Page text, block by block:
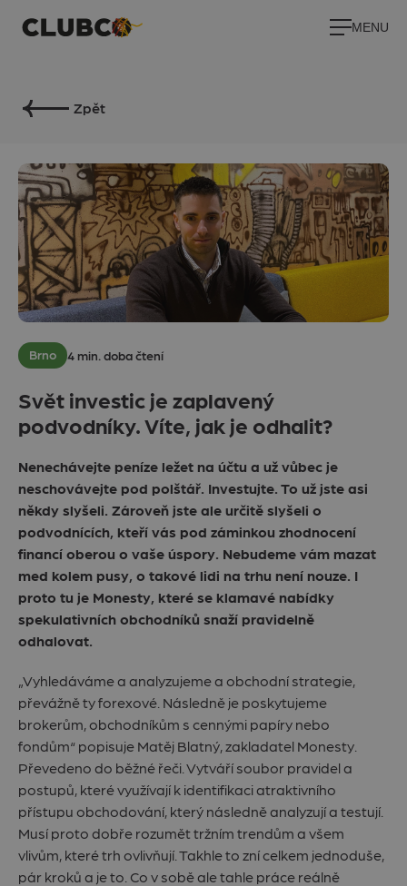
MENU
Zpět
Brno 4 min. doba čtení
Svět investic je zaplavený
podvodníky. Víte, jak je odhalit?
Nenechávejte peníze ležet na účtu a už vůbec je
neschovávejte pod polštář. Investujte. To už jste asi
někdy slyšeli. Zároveň jste ale určitě slyšeli o
podvodnících, kteří vás pod záminkou zhodnocení
financí oberou o vaše úspory. Nebudeme vám mazat
med kolem pusy, o takové lidi na trhu není nouze. I
proto tu je Monesty, které se klamavé nabídky
spekulativních obchodníků snaží pravidelně
odhalovat.
„Vyhledáváme a analyzujeme a obchodní strategie,
převážně ty forexové. Následně je poskytujeme
brokerům, obchodníkům s cennými papíry nebo
fondům“ popisuje Matěj Blatný, zakladatel Monesty.
Převedeno do běžné řeči. Vytváří soubor pravidel a
postupů, které využívají k identifikaci atraktivního
přístupu obchodování, který následně analyzují a testují.
Musí proto dobře rozumět tržním trendům a všem
vlivům, které trh ovlivňují. Takhle to zní celkem jednoduše,
pár kroků a je to. Co v sobě ale tahle práce reálně